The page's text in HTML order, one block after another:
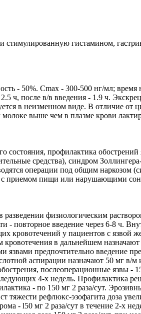
гистамином,
- 50%. Сmax - 300-500 нг/мл;
ч, после в/в введения - 1.9 ч.
в неизменном виде. В отличие
молоке выше чем в плазме крови
профилактика
средства), синдром
операции под общим наркозом
приемом пищи или нарушающими
физиологическим
- повторное введение через 6-8 ч.
у пациентов с язвой
в дальнейшем
предпочтительно введение
аспирации назначают 50 мг в/
послеоперационные язвы -
4-х недель.
- по 150 мг 2 раза/сут.
рефлюкс-эзофагита доза
- l50 мг 2 раза/сут в течение 2-х